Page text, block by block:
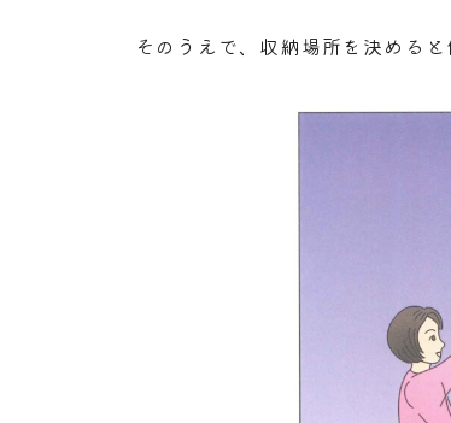
そのうえで、収納場所を決める